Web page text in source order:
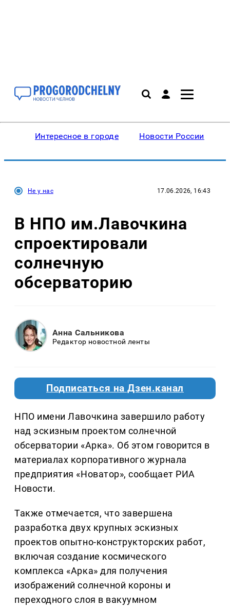
Интересное в городе Новости России
Не у нас 17.06.2026, 16:43
В НПО им.Лавочкина
спроектировали
солнечную
обсерваторию
Анна Сальникова
Редактор новостной ленты
Подписаться на Дзен.канал
НПО имени Лавочкина завершило работу
над эскизным проектом солнечной
обсерватории «Арка». Об этом говорится в
материалах корпоративного журнала
предприятия «Новатор», сообщает РИА
Новости.
Также отмечается, что завершена
разработка двух крупных эскизных
проектов опытно-конструкторских работ,
включая создание космического
комплекса «Арка» для получения
изображений солнечной короны и
переходного слоя в вакуумном